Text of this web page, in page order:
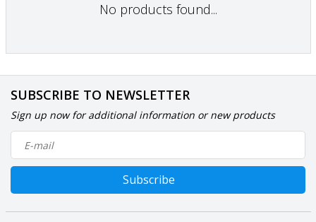
No products found...
SUBSCRIBE TO NEWSLETTER
Sign up now for additional information or new products
Subscribe